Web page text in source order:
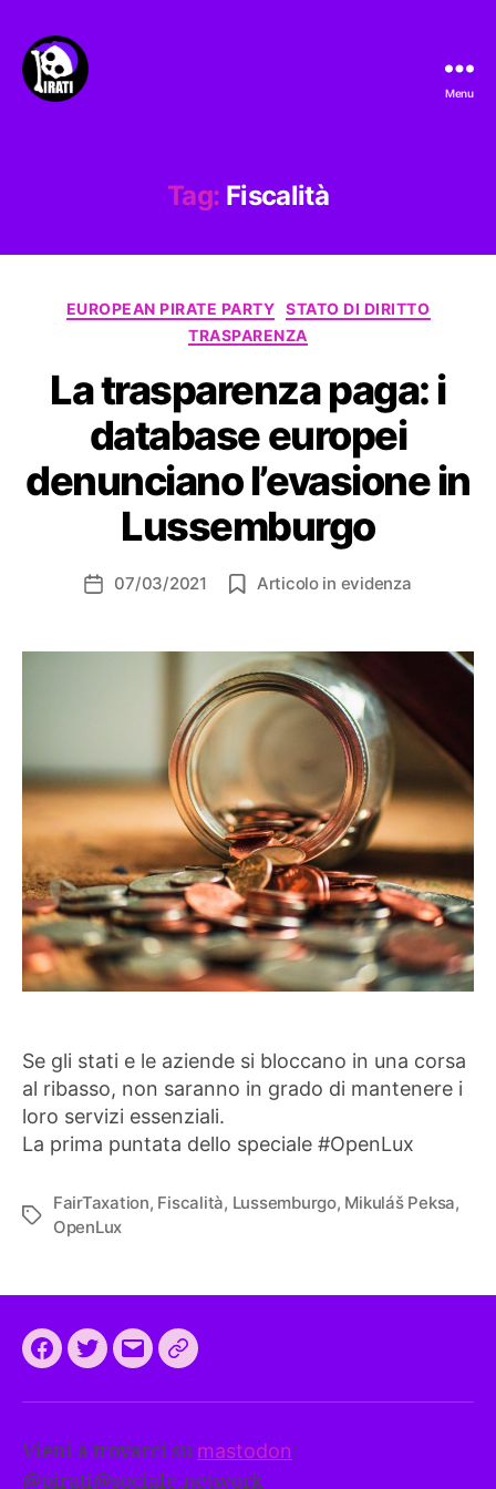
Menu
Tag: Fiscalità
Categorie
EUROPEAN PIRATE PARTY
STATO DI DIRITTO
TRASPARENZA
La trasparenza paga: i
database europei
denunciano l’evasione in
Lussemburgo
Data07/03/2021 Articolo in evidenza
Se gli stati e le aziende si bloccano in una corsa
al ribasso, non saranno in grado di mantenere i
loro servizi essenziali.
La prima puntata dello speciale #OpenLux
Tag
FairTaxation, Fiscalità, Lussemburgo, Mikuláš Peksa,
OpenLux
Facebook
TwitterEmailCEEP
programma
comune
Vieni a trovarci su mastodon:
@pirati@sociale.network